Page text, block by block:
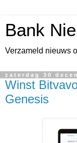
Bank
Verzameld nieuws
zaterdag 30
Winst
Genesis